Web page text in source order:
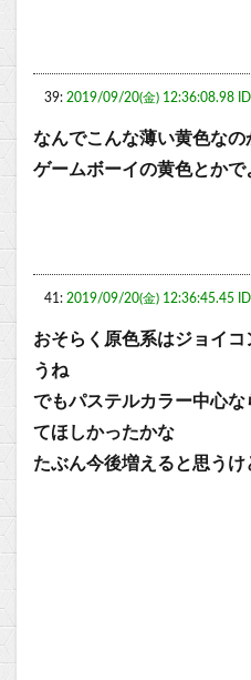
39: 2019/09/20(金) 12:36:08.98
なんでこんな薄い黄色なの
ゲームボーイの黄色とかで
41: 2019/09/20(金) 12:36:45.45
おそらく原色系はジョイ
うね
でもパステルカラー中心
てほしかったかな
たぶん今後増えると思うけ